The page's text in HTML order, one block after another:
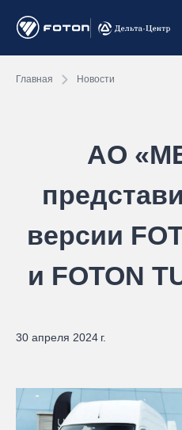
Главная Новости
АО
версии
и FOTON
30 апреля 2024 г.